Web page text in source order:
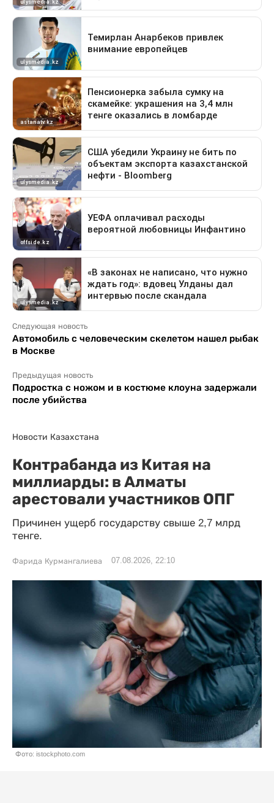
Следующая новость
Автомобиль с человеческим скелетом нашел рыбак
в Москве
Предыдущая новость
Подростка с ножом и в костюме клоуна задержали
после убийства
Новости Казахстана
Контрабанда из Китая на
миллиарды: в Алматы
арестовали участников ОПГ
Причинен ущерб государству свыше 2,7 млрд
тенге.
Фарида Курмангалиева 07.08.2026, 22:10
Фото: istockphoto.com